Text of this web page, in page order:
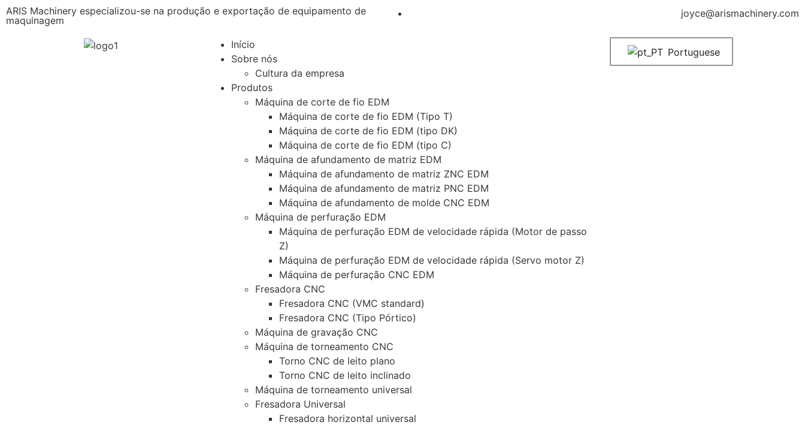
ARIS Machinery especializou-se na produção e exportação de equipamento de
maquinagem
joyce@arismachinery.com
Início
Sobre nós
Cultura da empresa
Produtos
Máquina de corte de fio EDM
Máquina de corte de fio EDM (Tipo T)
Máquina de corte de fio EDM (tipo DK)
Máquina de corte de fio EDM (tipo C)
Máquina de afundamento de matriz EDM
Máquina de afundamento de matriz ZNC EDM
Máquina de afundamento de matriz PNC EDM
Máquina de afundamento de molde CNC EDM
Máquina de perfuração EDM
Máquina de perfuração EDM de velocidade rápida (Motor de passo
Z)
Máquina de perfuração EDM de velocidade rápida (Servo motor Z)
Máquina de perfuração CNC EDM
Fresadora CNC
Fresadora CNC (VMC standard)
Fresadora CNC (Tipo Pórtico)
Máquina de gravação CNC
Máquina de torneamento CNC
Torno CNC de leito plano
Torno CNC de leito inclinado
Máquina de torneamento universal
Fresadora Universal
Fresadora horizontal universal
Portuguese